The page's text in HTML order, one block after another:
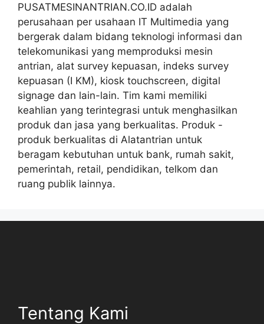
PUSATMESINANTRIAN.CO.ID adalah
perusahaan per usahaan IT Multimedia yang
bergerak dalam bidang teknologi informasi dan
telekomunikasi yang memproduksi mesin
antrian, alat survey kepuasan, indeks survey
kepuasan (I KM), kiosk touchscreen, digital
signage dan lain-lain. Tim kami memiliki
keahlian yang terintegrasi untuk menghasilkan
produk dan jasa yang berkualitas. Produk -
produk berkualitas di Alatantrian untuk
beragam kebutuhan untuk bank, rumah sakit,
pemerintah, retail, pendidikan, telkom dan
ruang publik lainnya.
Tentang Kami